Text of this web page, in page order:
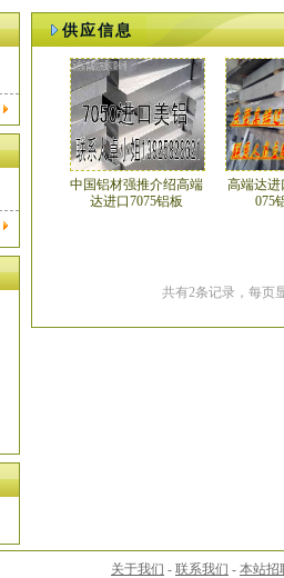
供应信息
中国铝材强推介绍高端
达进口7075铝板
高端达进
075
共有2条记录，每页
关于我们 - 联系我们 - 本站招